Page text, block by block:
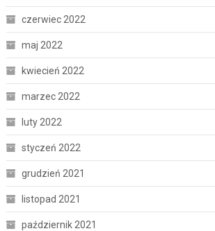
czerwiec 2022
maj 2022
kwiecień 2022
marzec 2022
luty 2022
styczeń 2022
grudzień 2021
listopad 2021
październik 2021